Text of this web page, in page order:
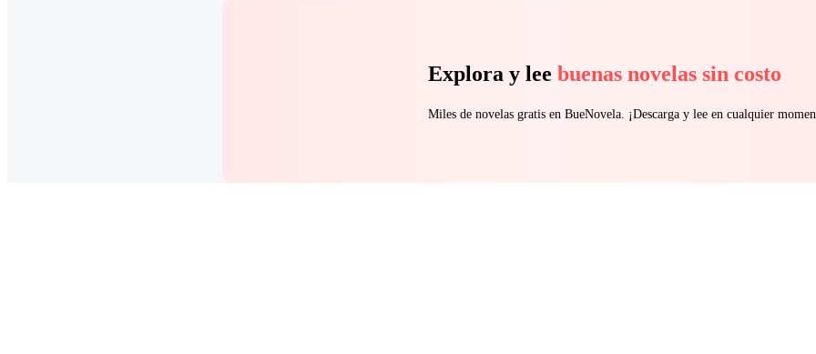
Explora y lee buenas novelas sin costo
Miles de novelas gratis en BueNovela. ¡Descarga y lee en cualquier